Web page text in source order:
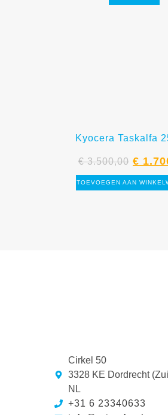
Kyocera Taskalfa
€3.500,00 €
TOEVOEGEN AAN
Cirkel 50
3328 KE Dordrecht
NL
+31 6 23340633